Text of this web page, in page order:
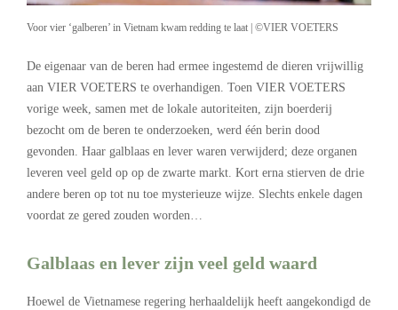
Voor vier ‘galberen’ in Vietnam kwam redding te laat | ©VIER VOETERS
De eigenaar van de beren had ermee ingestemd de dieren vrijwillig
aan VIER VOETERS te overhandigen. Toen VIER VOETERS
vorige week, samen met de lokale autoriteiten, zijn boerderij
bezocht om de beren te onderzoeken, werd één berin dood
gevonden. Haar galblaas en lever waren verwijderd; deze organen
leveren veel geld op op de zwarte markt. Kort erna stierven de drie
andere beren op tot nu toe mysterieuze wijze. Slechts enkele dagen
voordat ze gered zouden worden…
Galblaas en lever zijn veel geld waard
Hoewel de Vietnamese regering herhaaldelijk heeft aangekondigd de